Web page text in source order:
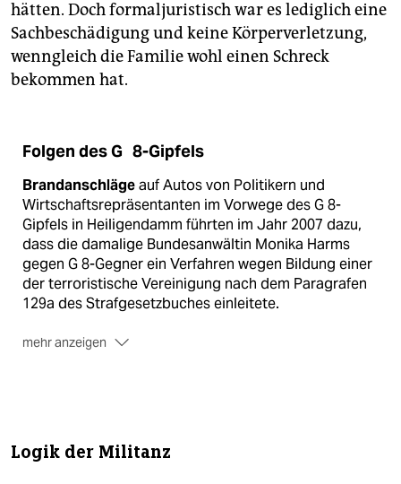
hätten. Doch formaljuristisch war es lediglich eine
Sachbeschädigung und keine Körperverletzung,
wenngleich die Familie wohl einen Schreck
bekommen hat.
Folgen des G 8-Gipfels
Brandanschlägeauf Autos von Politikern und
Wirtschaftsrepräsentanten im Vorwege des G 8-
Gipfels in Heiligendamm führten im Jahr 2007 dazu,
dass die damalige Bundesanwältin Monika Harms
gegen G 8-Gegner ein Verfahren wegen Bildung einer
der terroristische Vereinigung nach dem Paragrafen
129a des Strafgesetzbuches einleitete.
mehr anzeigen
Verfahren als rechtswidrig ein. Bloße
Logik der Militanz